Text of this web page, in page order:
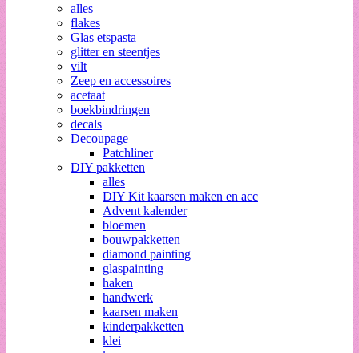
alles
flakes
Glas etspasta
glitter en steentjes
vilt
Zeep en accessoires
acetaat
boekbindringen
decals
Decoupage
Patchliner
DIY pakketten
alles
DIY Kit kaarsen maken en acc
Advent kalender
bloemen
bouwpakketten
diamond painting
glaspainting
haken
handwerk
kaarsen maken
kinderpakketten
klei